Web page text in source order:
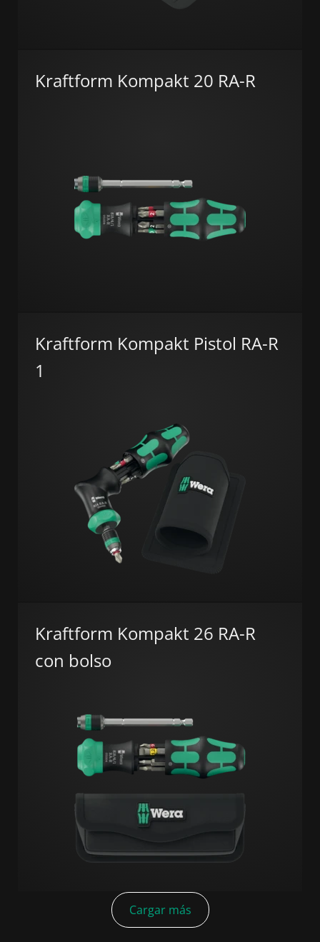
Kraftform Kompakt 20 RA-R
Kraftform Kompakt Pistol RA-R
1
Kraftform Kompakt 26 RA-R
con bolso
Cargar más